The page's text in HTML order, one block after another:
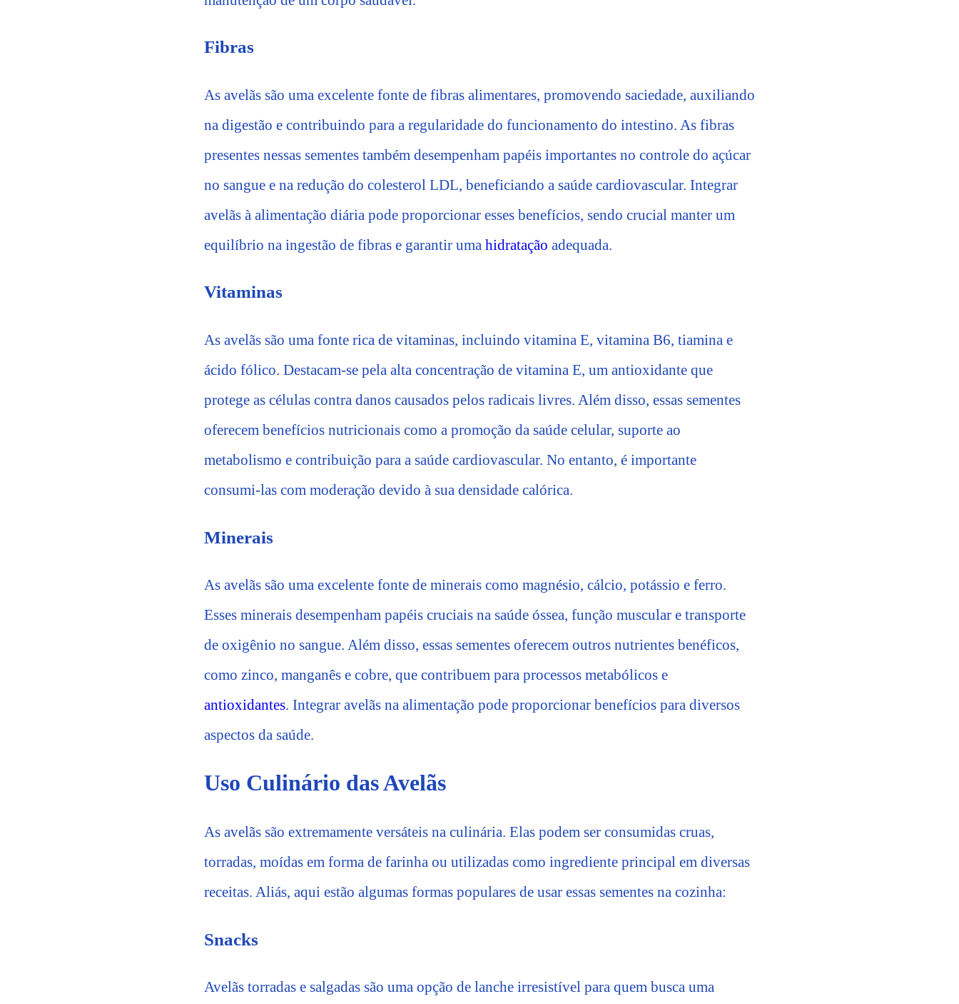
Fibras
As avelãs são uma excelente fonte de fibras alimentares, promovendo saciedade, auxiliando
na digestão e contribuindo para a regularidade do funcionamento do intestino. As fibras
presentes nessas sementes também desempenham papéis importantes no controle do açúcar
no sangue e na redução do colesterol LDL, beneficiando a saúde cardiovascular. Integrar
avelãs à alimentação diária pode proporcionar esses benefícios, sendo crucial manter um
equilíbrio na ingestão de fibras e garantir uma hidratação adequada.
Vitaminas
As avelãs são uma fonte rica de vitaminas, incluindo vitamina E, vitamina B6, tiamina e
ácido fólico. Destacam-se pela alta concentração de vitamina E, um antioxidante que
protege as células contra danos causados pelos radicais livres. Além disso, essas sementes
oferecem benefícios nutricionais como a promoção da saúde celular, suporte ao
metabolismo e contribuição para a saúde cardiovascular. No entanto, é importante
consumi-las com moderação devido à sua densidade calórica.
Minerais
As avelãs são uma excelente fonte de minerais como magnésio, cálcio, potássio e ferro.
Esses minerais desempenham papéis cruciais na saúde óssea, função muscular e transporte
de oxigênio no sangue. Além disso, essas sementes oferecem outros nutrientes benéficos,
como zinco, manganês e cobre, que contribuem para processos metabólicos e
antioxidantes. Integrar avelãs na alimentação pode proporcionar benefícios para diversos
aspectos da saúde.
Uso Culinário das Avelãs
As avelãs são extremamente versáteis na culinária. Elas podem ser consumidas cruas,
torradas, moídas em forma de farinha ou utilizadas como ingrediente principal em diversas
receitas. Aliás, aqui estão algumas formas populares de usar essas sementes na cozinha:
Snacks
Avelãs torradas e salgadas são uma opção de lanche irresistível para quem busca uma